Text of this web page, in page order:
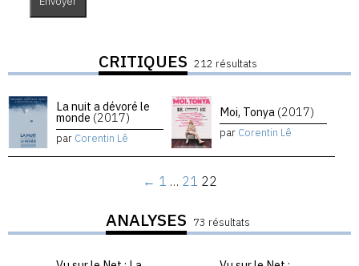
CRITIQUES 212 résultats
La nuit a dévoré le
monde (2017)
par Corentin Lê
Moi, Tonya (2017)
par Corentin Lê
← 1 … 21 22
ANALYSES 73 résultats